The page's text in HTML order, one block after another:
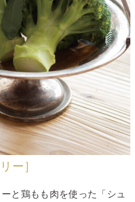
ー］
と鶏もも肉を使った「シュ